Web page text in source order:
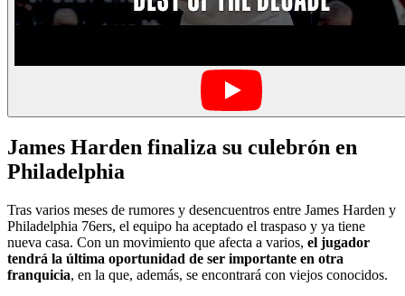
James Harden finaliza su culebrón en
Philadelphia
Tras varios meses de rumores y desencuentros entre James Harden y
Philadelphia 76ers, el equipo ha aceptado el traspaso y ya tiene
nueva casa. Con un movimiento que afecta a varios, el jugador
tendrá la última oportunidad de ser importante en otra
franquicia, en la que, además, se encontrará con viejos conocidos.